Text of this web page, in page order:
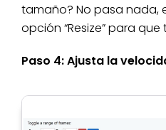
tamaño? No pasa nada,
opción “Resize” para
Paso 4: Ajusta la